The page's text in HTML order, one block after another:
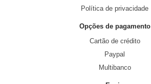
Política de privacidade
Opções de pagamento
Cartão de crédito
Paypal
Multibanco